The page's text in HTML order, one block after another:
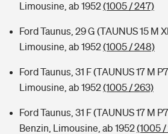
Limousine, ab 1952(1005 / 247)
Ford Taunus, 29 G (TAUNUS 15 M
Limousine, ab 1952(1005 / 248)
Ford Taunus, 31 F (TAUNUS 17 M
Limousine, ab 1952(1005 / 263)
Ford Taunus, 31 F (TAUNUS 17 M
Benzin, Limousine, ab 1952(1005